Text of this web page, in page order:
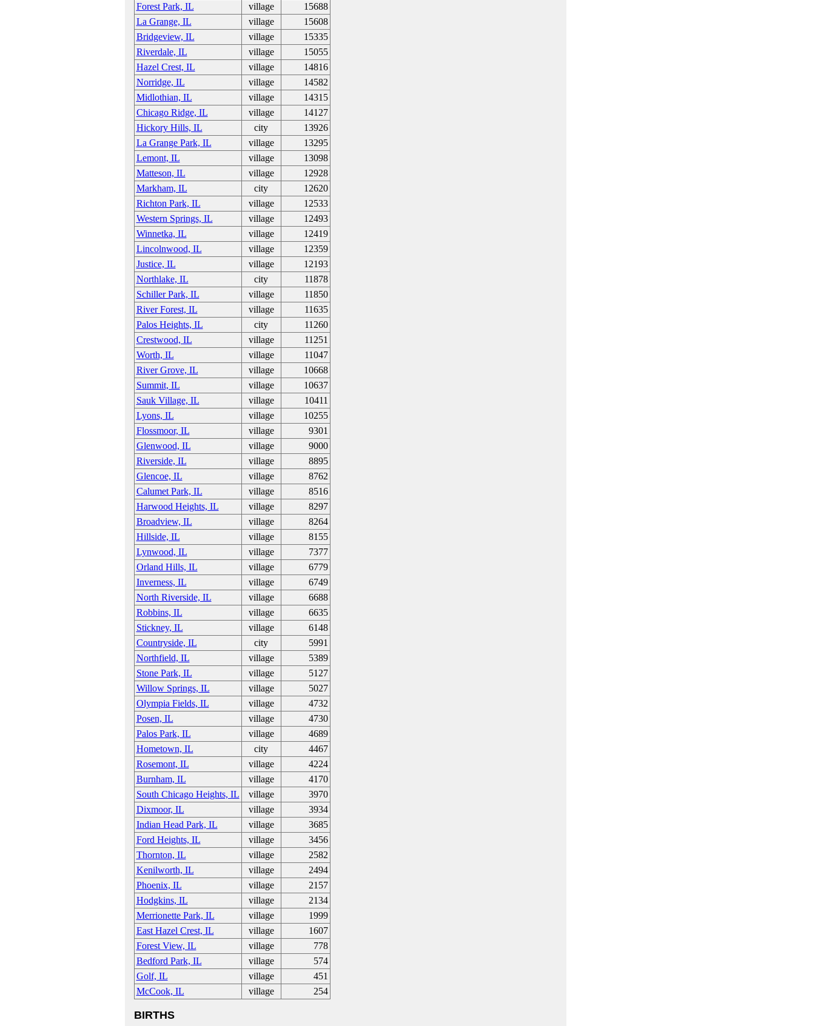
Forest Park, IL
village
15688
La Grange, IL
village
15608
Bridgeview, IL
village
15335
Riverdale, IL
village
15055
Hazel Crest, IL
village
14816
Norridge, IL
village
14582
Midlothian, IL
village
14315
Chicago Ridge, IL
village
14127
Hickory Hills, IL
city
13926
La Grange Park, IL
village
13295
Lemont, IL
village
13098
Matteson, IL
village
12928
Markham, IL
city
12620
Richton Park, IL
village
12533
Western Springs, IL
village
12493
Winnetka, IL
village
12419
Lincolnwood, IL
village
12359
Justice, IL
village
12193
Northlake, IL
city
11878
Schiller Park, IL
village
11850
River Forest, IL
village
11635
Palos Heights, IL
city
11260
Crestwood, IL
village
11251
Worth, IL
village
11047
River Grove, IL
village
10668
Summit, IL
village
10637
Sauk Village, IL
village
10411
Lyons, IL
village
10255
Flossmoor, IL
village
9301
Glenwood, IL
village
9000
Riverside, IL
village
8895
Glencoe, IL
village
8762
Calumet Park, IL
village
8516
Harwood Heights, IL
village
8297
Broadview, IL
village
8264
Hillside, IL
village
8155
Lynwood, IL
village
7377
Orland Hills, IL
village
6779
Inverness, IL
village
6749
North Riverside, IL
village
6688
Robbins, IL
village
6635
Stickney, IL
village
6148
Countryside, IL
city
5991
Northfield, IL
village
5389
Stone Park, IL
village
5127
Willow Springs, IL
village
5027
Olympia Fields, IL
village
4732
Posen, IL
village
4730
Palos Park, IL
village
4689
Hometown, IL
city
4467
Rosemont, IL
village
4224
Burnham, IL
village
4170
South Chicago Heights, IL
village
3970
Dixmoor, IL
village
3934
Indian Head Park, IL
village
3685
Ford Heights, IL
village
3456
Thornton, IL
village
2582
Kenilworth, IL
village
2494
Phoenix, IL
village
2157
Hodgkins, IL
village
2134
Merrionette Park, IL
village
1999
East Hazel Crest, IL
village
1607
Forest View, IL
village
778
Bedford Park, IL
village
574
Golf, IL
village
451
McCook, IL
village 254
BIRTHS